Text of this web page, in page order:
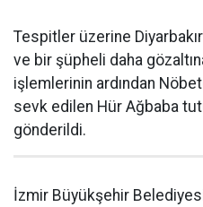
Tespitler üzerine
ve bir şüpheli daha
işlemlerinin ardından
sevk edilen Hür Ağbaba
gönderildi.
İzmir Büyükşehir